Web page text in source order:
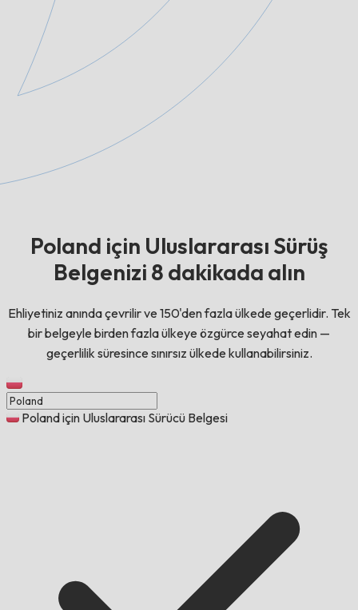
Poland için Uluslararası Sürüş
Belgenizi 8 dakikada alın
Ehliyetiniz anında çevrilir ve 150'den fazla ülkede geçerlidir. Tek
bir belgeyle birden fazla ülkeye özgürce seyahat edin —
geçerlilik süresince sınırsız ülkede kullanabilirsiniz.
Poland için Uluslararası Sürücü Belgesi